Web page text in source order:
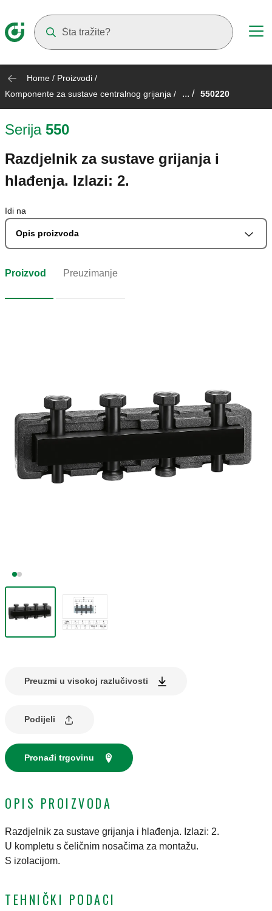
Home / Proizvodi /
Komponente za sustave centralnog grijanja / ... / 550220
Serija 550
Razdjelnik za sustave grijanja i
hlađenja. Izlazi: 2.
Idi na
Opis proizvoda
Proizvod Preuzimanje
Preuzmi u visokoj razlučivosti
Podijeli
Pronađi trgovinu
OPIS PROIZVODA
Razdjelnik za sustave grijanja i hlađenja. Izlazi: 2.
U kompletu s čeličnim nosačima za montažu.
S izolacijom.
TEHNIČKI PODACI